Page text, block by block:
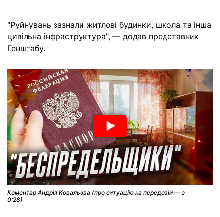
"Руйнувань зазнали житлові будинки, школа та інша
цивільна інфраструктура", — додав представник
Генштабу.
Коментар Андрія Ковальова (про ситуацію на передовій — з
0:28)